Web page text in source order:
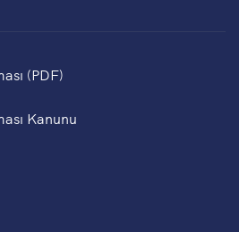
(PDF)
Kanunu